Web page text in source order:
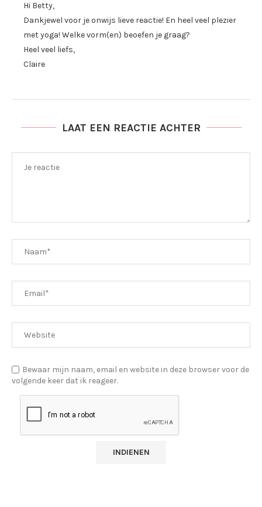
Hi Betty,
Dankjewel voor je onwijs lieve reactie! En heel veel plezier
met yoga! Welke vorm(en) beoefen je graag?
Heel veel liefs,
Claire
LAAT EEN REACTIE ACHTER
Bewaar mijn naam, email en website in deze browser voor de
volgende keer dat ik reageer.